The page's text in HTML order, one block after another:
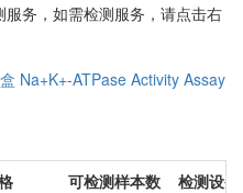
务，如需检测服务，请点击右
Na+K+-ATPase Activity Assay
可检测样本数
检测设备